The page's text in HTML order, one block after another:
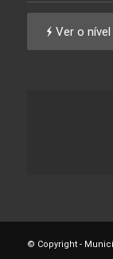
Ver o
© Copyright -